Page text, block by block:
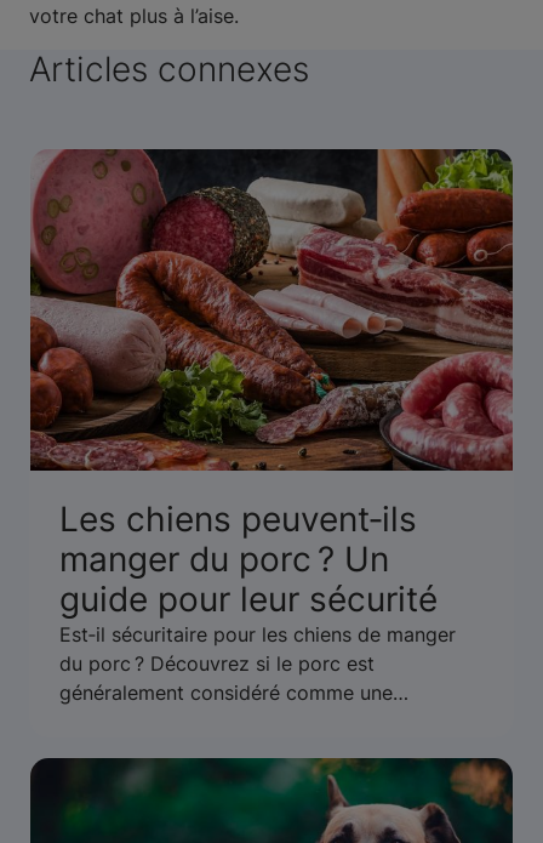
votre chat plus à l’aise.
Articles connexes
Les chiens peuvent‑ils
manger du porc ? Un
guide pour leur sécurité
Est‑il sécuritaire pour les chiens de manger
du porc ? Découvrez si le porc est
généralement considéré comme une
connaître. Renseignez‑vous.